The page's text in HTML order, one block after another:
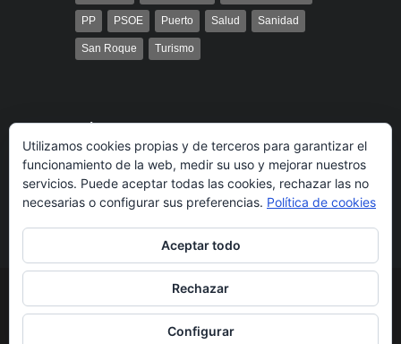
PP PSOE Puerto Salud Sanidad
San Roque Turismo
Búsqueda
© 2014 Radio Bahía Gibraltar desarrollado por
Media&Web
Política de cookies
Utilizamos cookies propias y de terceros para garantizar el
funcionamiento de la web, medir su uso y mejorar nuestros
servicios. Puede aceptar todas las cookies, rechazar las no
necesarias o configurar sus preferencias. Política de cookies
Aceptar todo
Rechazar
Configurar